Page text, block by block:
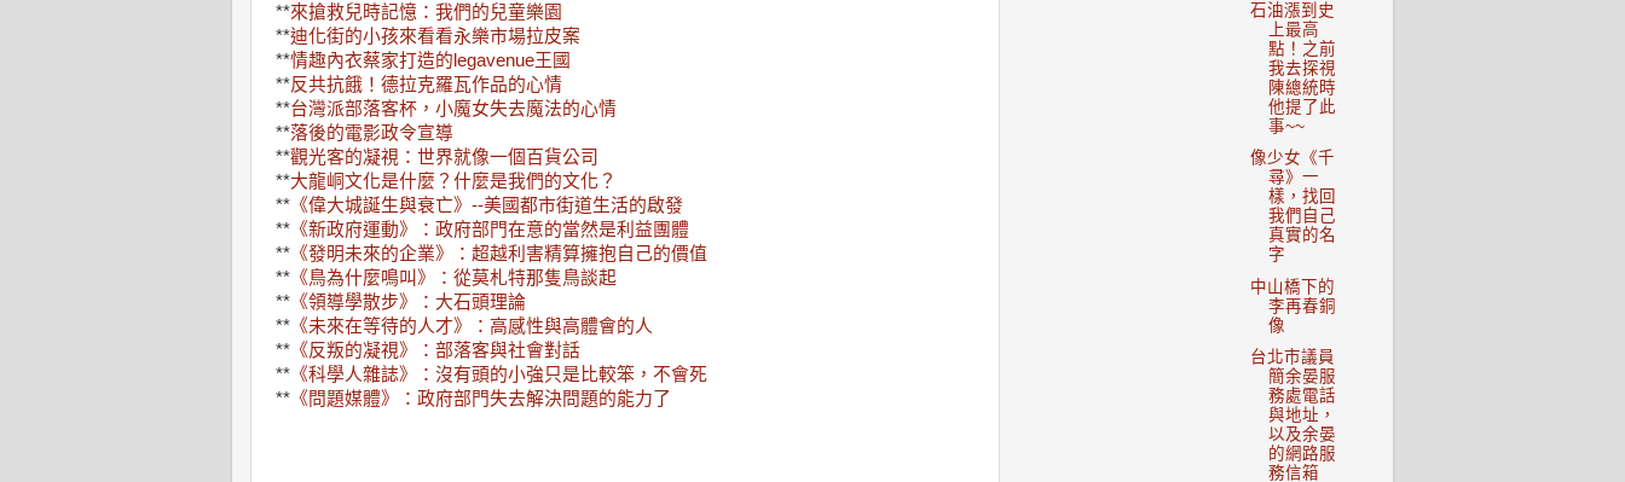
**來搶救兒時記憶：我們的兒童樂園
**迪化街的小孩來看看永樂市場拉皮案
**情趣內衣蔡家打造的legavenue王國
**反共抗餓！德拉克羅瓦作品的心情
**台灣派部落客杯，小魔女失去魔法的心情
**落後的電影政令宣導
**觀光客的凝視：世界就像一個百貨公司
**大龍峒文化是什麼？什麼是我們的文化？
** 《偉大城誕生與衰亡》--美國都市街道生活的啟發
** 《新政府運動》：政府部門在意的當然是利益團體
** 《發明未來的企業》：超越利害精算擁抱自己的價值
** 《鳥為什麼鳴叫》：從莫札特那隻鳥談起
** 《領導學散步》：大石頭理論
** 《未來在等待的人才》：高感性與高體會的人
** 《反叛的凝視》：部落客與社會對話
** 《科學人雜誌》：沒有頭的小強只是比較笨，不會死
** 《問題媒體》：政府部門失去解決問題的能力了
石油漲到史
上最高
點！之前
我去探視
陳總統時
他提了此
事~~
像少女《千
尋》一
樣，找回
我們自己
真實的名
字
中山橋下的
李再春銅
像
台北市議員
簡余晏服
務處電話
與地址，
以及余晏
的網路服
務信箱